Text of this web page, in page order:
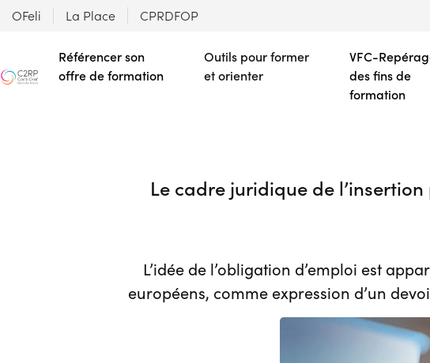
OFeli La Place CPRDFOP
Référencer son
offre de formation
Outils pour former
et orienter
VFC-
des fins de
formation
Le cadre juridique de
L’idée de l’obligation d’emploi est
européens, comme expression d’un